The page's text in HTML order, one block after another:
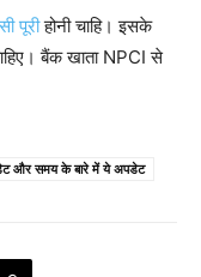
पूरीहोनी चाहि। इसके
बैंक खाता NPCI से
और समय के बारे में ये अपडेट